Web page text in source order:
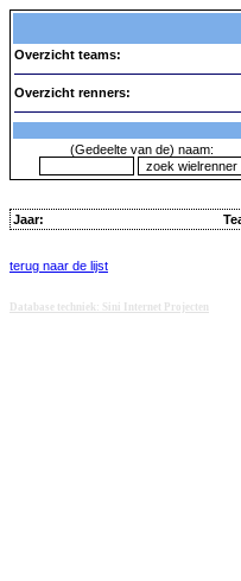
Overzicht teams:
Overzicht renners:
(Gedeelte van de) naam:
Jaar:
terug naar de lijst
Database techniek: Sini Internet Projecten